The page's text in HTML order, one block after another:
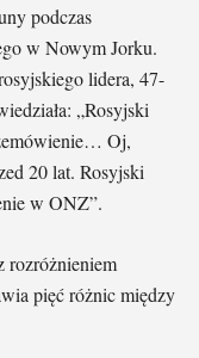
podczas
w Nowym Jorku.
lidera, 47-
„Rosyjski
Oj,
20 lat. Rosyjski
w ONZ”.
rozróżnieniem
pięć różnic między